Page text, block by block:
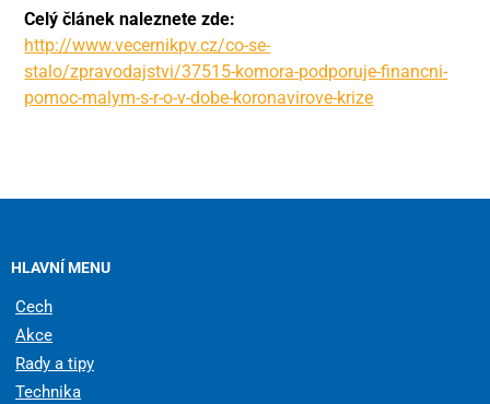
Celý článek naleznete zde:
http://www.vecernikpv.cz/co-se-
stalo/zpravodajstvi/37515-komora-podporuje-financni-
pomoc-malym-s-r-o-v-dobe-koronavirove-krize
HLAVNÍ MENU
Cech
Akce
Rady a tipy
Technika